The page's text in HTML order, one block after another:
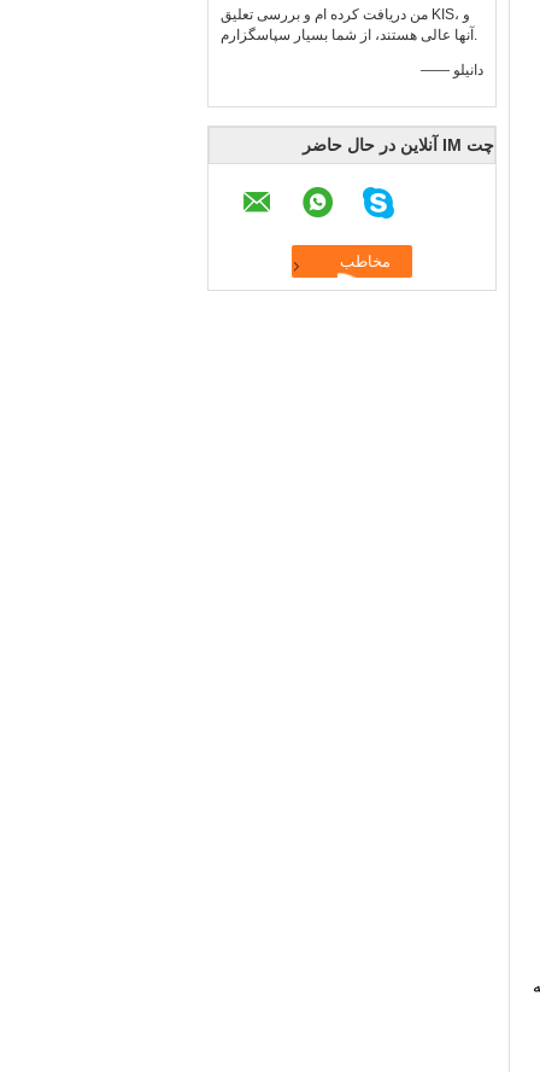
من دریافت کرده ام و بررسی تعلیق KIS، و
آنها عالی هستند، از شما بسیار سپاسگزارم.
—— دانیلو
چت IM آنلاین در حال حاضر